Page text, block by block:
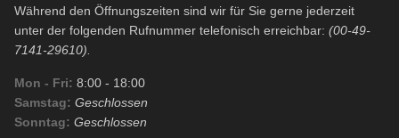
Während den Öffnungszeiten sind wir für Sie gerne jederzeit
unter der folgenden Rufnummer telefonisch erreichbar: (00-49-
7141-29610).
Mon - Fri: 8:00 - 18:00
Samstag: Geschlossen
Sonntag: Geschlossen